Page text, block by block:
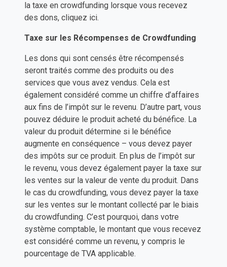
la taxe en crowdfunding lorsque vous recevez
des dons, cliquez ici.
Taxe sur les Récompenses de Crowdfunding
Les dons qui sont censés être récompensés
seront traités comme des produits ou des
services que vous avez vendus. Cela est
également considéré comme un chiffre d’affaires
aux fins de l’impôt sur le revenu. D’autre part, vous
pouvez déduire le produit acheté du bénéfice. La
valeur du produit détermine si le bénéfice
augmente en conséquence – vous devez payer
des impôts sur ce produit. En plus de l’impôt sur
le revenu, vous devez également payer la taxe sur
les ventes sur la valeur de vente du produit. Dans
le cas du crowdfunding, vous devez payer la taxe
sur les ventes sur le montant collecté par le biais
du crowdfunding. C’est pourquoi, dans votre
système comptable, le montant que vous recevez
est considéré comme un revenu, y compris le
pourcentage de TVA applicable.